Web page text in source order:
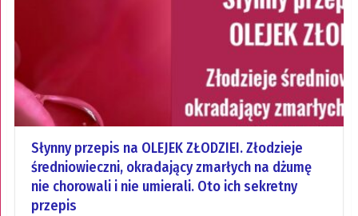
Słynny przepis na OLEJEK ZŁODZIEI. Złodzieje
średniowieczni, okradający zmarłych na dżumę
nie chorowali i nie umierali. Oto ich sekretny
przepis